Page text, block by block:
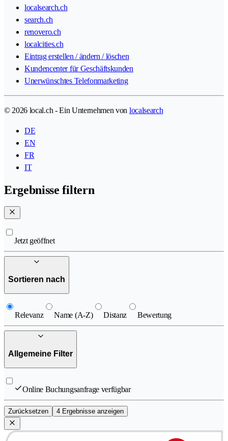
localsearch.ch
search.ch
renovero.ch
localcities.ch
Eintrag erstellen / ändern / löschen
Kundencenter für Geschäftskunden
Unerwünschtes Telefonmarketing
© 2026 local.ch - Ein Unternehmen von localsearch
DE
EN
FR
IT
Ergebnisse filtern
Jetzt geöffnet
Sortieren nach
Relevanz Name (A-Z) Distanz Bewertung
Allgemeine Filter
Online Buchungsanfrage verfügbar
Zurücksetzen 4 Ergebnisse anzeigen